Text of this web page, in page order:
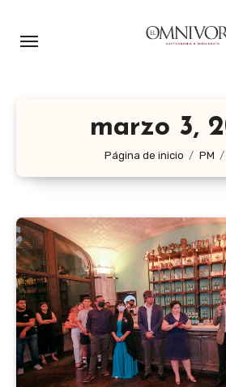
marzo 3,
Página de inicio PM